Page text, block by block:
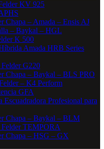
KV 925
Chapa – Amada – Ensis AJ
– Baykal – HGL
K 500
Amada HRB Series
Felder G220
Chapa – Baykal – BLS PRO
– K4 Perform
GFA
Profesional para
Chapa – Baykal – BLM
Felder TEMPORA
Chapa – HSG – GX